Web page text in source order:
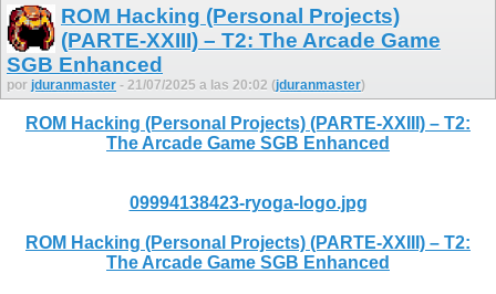
ROM Hacking (Personal Projects)
(PARTE-XXIII) – T2: The Arcade Game
SGB Enhanced
por jduranmaster - 21/07/2025 a las 20:02 (jduranmaster)
ROM Hacking (Personal Projects) (PARTE-XXIII) – T2:
The Arcade Game SGB Enhanced
09994138423-ryoga-logo.jpg
ROM Hacking (Personal Projects) (PARTE-XXIII) – T2:
The Arcade Game SGB Enhanced